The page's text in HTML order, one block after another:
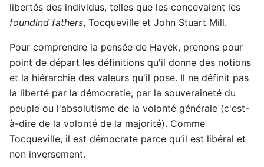
libertés des individus, telles que les concevaient les
foundind fathers, Tocqueville et John Stuart Mill.
Pour comprendre la pensée de Hayek, prenons pour
point de départ les définitions qu'il donne des notions
et la hiérarchie des valeurs qu'il pose. Il ne définit pas
la liberté par la démocratie, par la souveraineté du
peuple ou l'absolutisme de la volonté générale (c'est-
à-dire de la volonté de la majorité). Comme
Tocqueville, il est démocrate parce qu'il est libéral et
non inversement.